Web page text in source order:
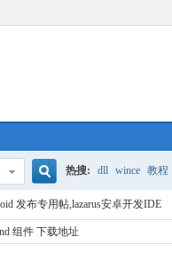
搜
热搜: dll wince 教程
发布专用帖,lazarus安卓开发IDE
组件 下载地址